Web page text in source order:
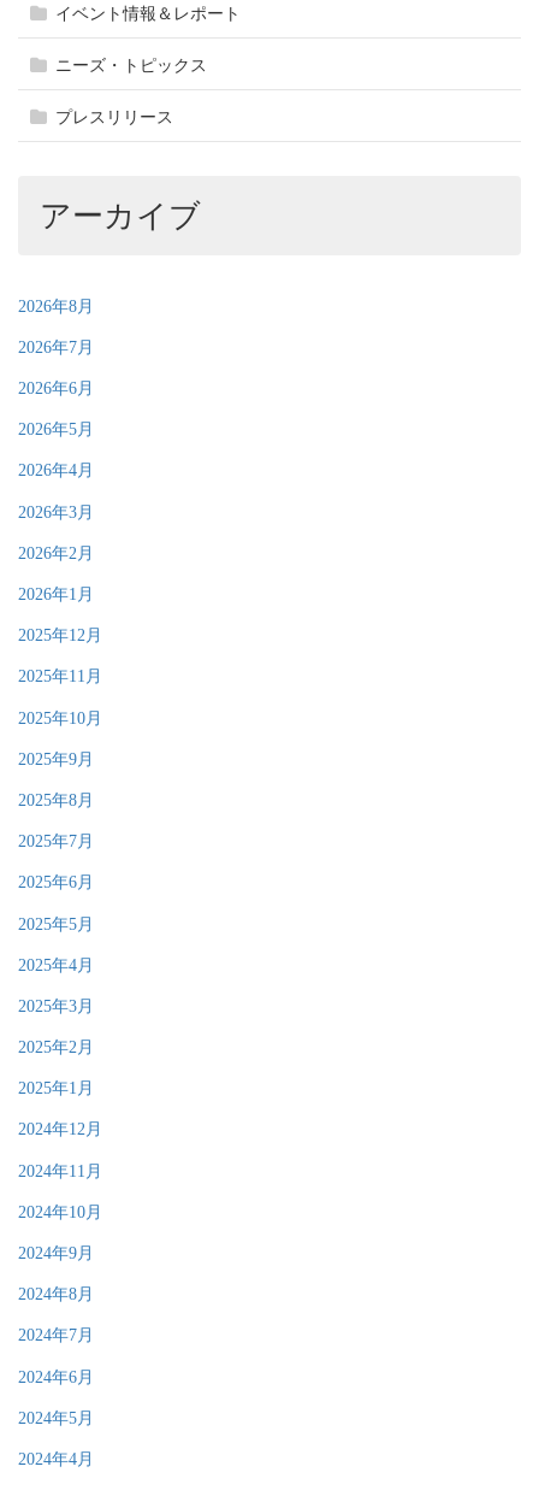
イベント情報＆レポート
ニーズ・トピックス
プレスリリース
アーカイブ
2026年8月
2026年7月
2026年6月
2026年5月
2026年4月
2026年3月
2026年2月
2026年1月
2025年12月
2025年11月
2025年10月
2025年9月
2025年8月
2025年7月
2025年6月
2025年5月
2025年4月
2025年3月
2025年2月
2025年1月
2024年12月
2024年11月
2024年10月
2024年9月
2024年8月
2024年7月
2024年6月
2024年5月
2024年4月